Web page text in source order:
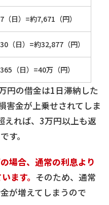
日）=約7,671（円）
日）=約32,877（円）
（日）=40万（円）
円の借金は1日滞納した
害金が上乗せされてしま
えれば、3万円以上も返
す。
場合、通常の利息より
ます。 そのため、通常
が増えてしまうので